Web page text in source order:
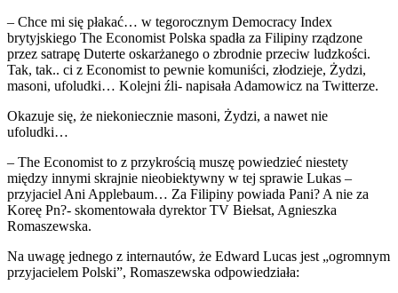
– Chce mi się płakać… w tegorocznym Democracy Index
brytyjskiego The Economist Polska spadła za Filipiny rządzone
przez satrapę Duterte oskarżanego o zbrodnie przeciw ludzkości.
Tak, tak.. ci z Economist to pewnie komuniści, złodzieje, Żydzi,
masoni, ufoludki… Kolejni źli- napisała Adamowicz na Twitterze.
Okazuje się, że niekoniecznie masoni, Żydzi, a nawet nie
ufoludki…
– The Economist to z przykrością muszę powiedzieć niestety
między innymi skrajnie nieobiektywny w tej sprawie Lukas –
przyjaciel Ani Applebaum… Za Filipiny powiada Pani? A nie za
Koreę Pn?- skomentowała dyrektor TV Biełsat, Agnieszka
Romaszewska.
Na uwagę jednego z internautów, że Edward Lucas jest „ogromnym
przyjacielem Polski”, Romaszewska odpowiedziała: